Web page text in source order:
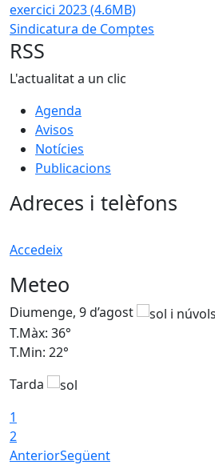
exercici 2023(4.6MB)
Sindicatura de Comptes
RSS
L'actualitat a un clic
Agenda
Avisos
Notícies
Publicacions
Adreces i telèfons
Accedeix
Meteo
Diumenge, 9 d’agost
T.Màx: 36°
T.Min: 22°
Tarda
1
2
AnteriorSegüent